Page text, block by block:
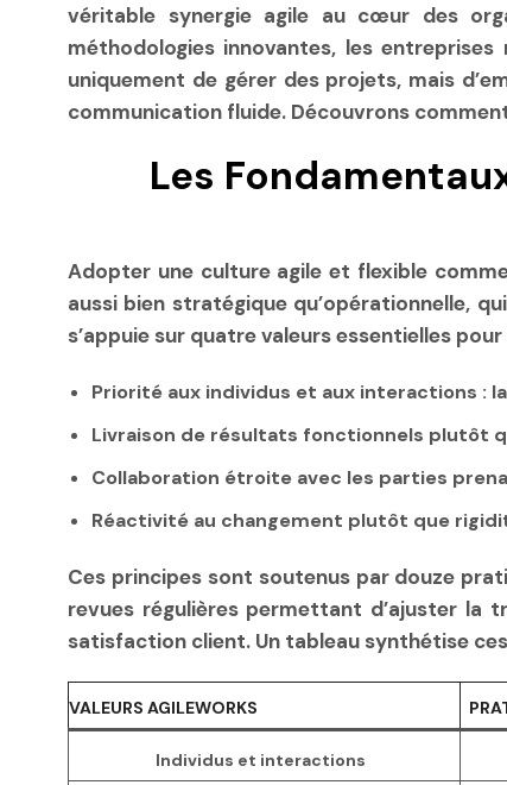
véritable synergie agile au cœur des
méthodologies innovantes, les
uniquement de gérer des projets, mais
communication fluide. Découvrons
Les
Adopter une culture agile et flexible
aussi bien stratégique qu’opérationnelle,
s’appuie sur quatre valeurs essentielles
Priorité aux individus et aux interactions :
Livraison de résultats fonctionnels plutôt
Collaboration étroite avec les parties
Réactivité au changement plutôt que
Ces principes sont soutenus par douze
revues régulières permettant d’ajuster
satisfaction client. Un tableau synthétise
VALEURS AGILEWORKS
Individus et interactions